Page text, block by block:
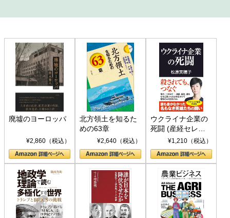
廃墟のヨーロッパ
¥2,860（税込）
北方領土を知るた
めの63章
¥2,640（税込）
ウクライナ企業の
死闘 (産経セレク
ト S 039)¥1,210（税込）